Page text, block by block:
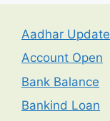
Aadhar Update
Account Open
Bank Balance
Bankind Loan